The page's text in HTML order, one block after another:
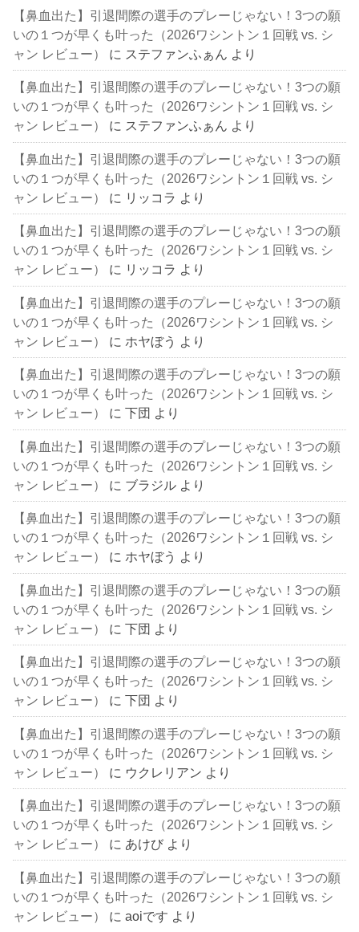
【鼻血出た】引退間際の選手のプレーじゃない！3つの願
いの１つが早くも叶った（2026ワシントン１回戦 vs. シ
ャン レビュー）
に ステファンふぁん より
【鼻血出た】引退間際の選手のプレーじゃない！3つの願
いの１つが早くも叶った（2026ワシントン１回戦 vs. シ
ャン レビュー）
に ステファンふぁん より
【鼻血出た】引退間際の選手のプレーじゃない！3つの願
いの１つが早くも叶った（2026ワシントン１回戦 vs. シ
ャン レビュー）
に リッコラ より
【鼻血出た】引退間際の選手のプレーじゃない！3つの願
いの１つが早くも叶った（2026ワシントン１回戦 vs. シ
ャン レビュー）
に リッコラ より
【鼻血出た】引退間際の選手のプレーじゃない！3つの願
いの１つが早くも叶った（2026ワシントン１回戦 vs. シ
ャン レビュー）
に ホヤぼう より
【鼻血出た】引退間際の選手のプレーじゃない！3つの願
いの１つが早くも叶った（2026ワシントン１回戦 vs. シ
ャン レビュー）
に下団 より
【鼻血出た】引退間際の選手のプレーじゃない！3つの願
いの１つが早くも叶った（2026ワシントン１回戦 vs. シ
ャン レビュー）
に ブラジル より
【鼻血出た】引退間際の選手のプレーじゃない！3つの願
いの１つが早くも叶った（2026ワシントン１回戦 vs. シ
ャン レビュー）
に ホヤぼう より
【鼻血出た】引退間際の選手のプレーじゃない！3つの願
いの１つが早くも叶った（2026ワシントン１回戦 vs. シ
ャン レビュー）
に下団 より
【鼻血出た】引退間際の選手のプレーじゃない！3つの願
いの１つが早くも叶った（2026ワシントン１回戦 vs. シ
ャン レビュー）
に下団 より
【鼻血出た】引退間際の選手のプレーじゃない！3つの願
いの１つが早くも叶った（2026ワシントン１回戦 vs. シ
ャン レビュー）
に ウクレリアン より
【鼻血出た】引退間際の選手のプレーじゃない！3つの願
いの１つが早くも叶った（2026ワシントン１回戦 vs. シ
ャン レビュー）
に あけび より
【鼻血出た】引退間際の選手のプレーじゃない！3つの願
いの１つが早くも叶った（2026ワシントン１回戦 vs. シ
ャン レビュー）
にaoiです より